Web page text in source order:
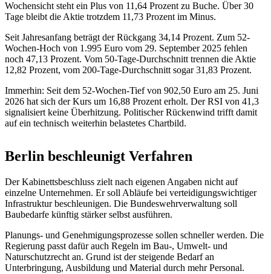
Wochensicht steht ein Plus von 11,64 Prozent zu Buche. Über 30
Tage bleibt die Aktie trotzdem 11,73 Prozent im Minus.
Seit Jahresanfang beträgt der Rückgang 34,14 Prozent. Zum 52-
Wochen-Hoch von 1.995 Euro vom 29. September 2025 fehlen
noch 47,13 Prozent. Vom 50-Tage-Durchschnitt trennen die Aktie
12,82 Prozent, vom 200-Tage-Durchschnitt sogar 31,83 Prozent.
Immerhin: Seit dem 52-Wochen-Tief von 902,50 Euro am 25. Juni
2026 hat sich der Kurs um 16,88 Prozent erholt. Der RSI von 41,3
signalisiert keine Überhitzung. Politischer Rückenwind trifft damit
auf ein technisch weiterhin belastetes Chartbild.
Berlin beschleunigt Verfahren
Der Kabinettsbeschluss zielt nach eigenen Angaben nicht auf
einzelne Unternehmen. Er soll Abläufe bei verteidigungswichtiger
Infrastruktur beschleunigen. Die Bundeswehrverwaltung soll
Baubedarfe künftig stärker selbst ausführen.
Planungs- und Genehmigungsprozesse sollen schneller werden. Die
Regierung passt dafür auch Regeln im Bau-, Umwelt- und
Naturschutzrecht an. Grund ist der steigende Bedarf an
Unterbringung, Ausbildung und Material durch mehr Personal.